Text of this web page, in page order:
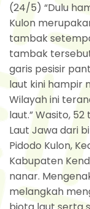
(24/5) “Dulu
Kulon
tambak
tambak
garis pesisir
laut kini hampir
Wilayah ini
laut.” Wasito,
Laut Jawa dari
Pidodo Kulon,
Kabupaten
nanar.
melangkah